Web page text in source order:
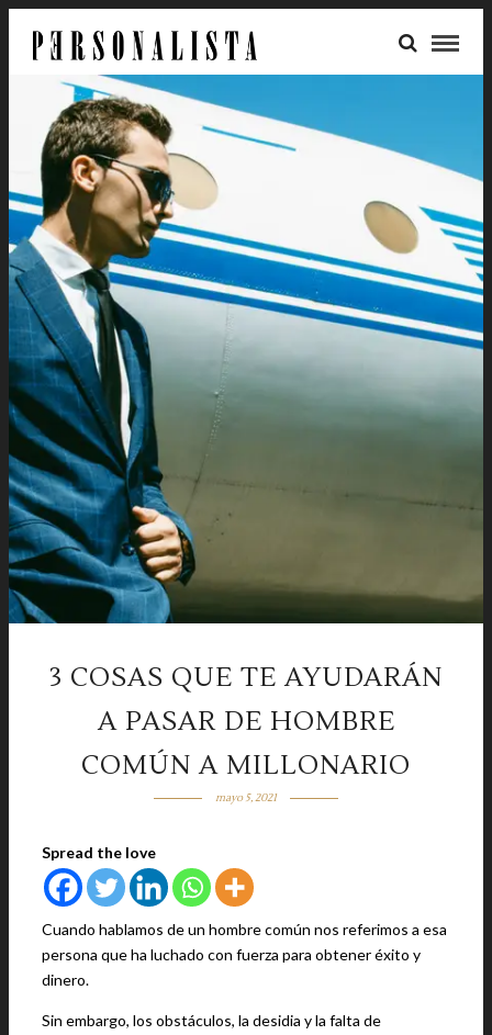
3 COSAS QUE TE AYUDARÁN
A PASAR DE HOMBRE
COMÚN A MILLONARIO
mayo 5, 2021
Spread the love
Cuando hablamos de un hombre común nos referimos a esa
persona que ha luchado con fuerza para obtener éxito y
dinero.
Sin embargo, los obstáculos, la desidia y la falta de